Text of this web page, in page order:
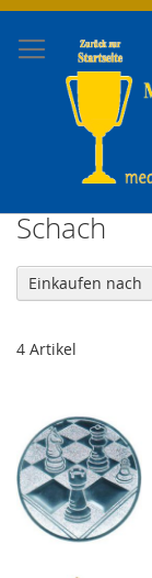
Direkt
Inhalt
Schach
4 Artikel
Einkaufen nach